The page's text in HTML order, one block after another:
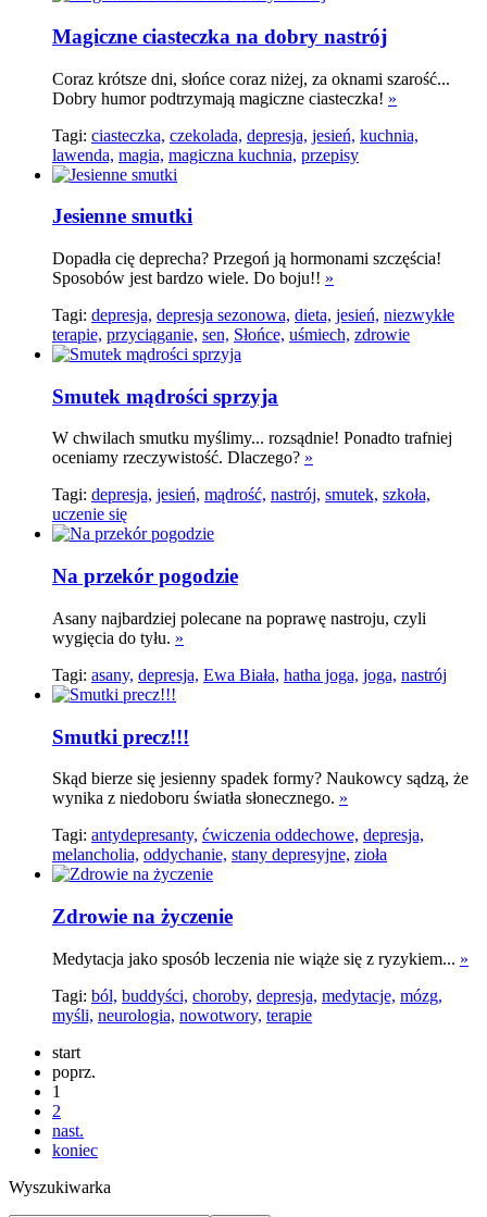
Magiczne ciasteczka na dobry nastrój
Coraz krótsze dni, słońce coraz niżej, za oknami szarość...
Dobry humor podtrzymają magiczne ciasteczka! »
Tagi: ciasteczka, czekolada, depresja, jesień, kuchnia,
lawenda, magia, magiczna kuchnia, przepisy
Jesienne smutki
Dopadła cię deprecha? Przegoń ją hormonami szczęścia!
Sposobów jest bardzo wiele. Do boju!! »
Tagi: depresja, depresja sezonowa, dieta, jesień, niezwykłe
terapie, przyciąganie, sen, Słońce, uśmiech, zdrowie
Smutek mądrości sprzyja
W chwilach smutku myślimy... rozsądnie! Ponadto trafniej
oceniamy rzeczywistość. Dlaczego? »
Tagi: depresja, jesień, mądrość, nastrój, smutek, szkoła,
uczenie się
Na przekór pogodzie
Asany najbardziej polecane na poprawę nastroju, czyli
wygięcia do tyłu. »
Tagi: asany, depresja, Ewa Biała, hatha joga, joga, nastrój
Smutki precz!!!
Skąd bierze się jesienny spadek formy? Naukowcy sądzą, że
wynika z niedoboru światła słonecznego. »
Tagi: antydepresanty, ćwiczenia oddechowe, depresja,
melancholia, oddychanie, stany depresyjne, zioła
Zdrowie na życzenie
Medytacja jako sposób leczenia nie wiąże się z ryzykiem... »
Tagi: ból, buddyści, choroby, depresja, medytacje, mózg,
myśli, neurologia, nowotwory, terapie
start
poprz.
1
2
nast.
koniec
Wyszukiwarka